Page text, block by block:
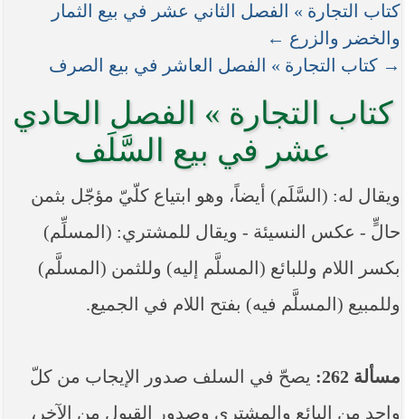
نصّ ما ورد بشأن الأوضاع الراهنة في العراق في خطبة
الجمعة التي ألقاها فضيلة العلاّمة السيد أحمد الصافي
ممثّل المرجعية الدينية العليا في يوم (21 / شعبان /
----- تصريح حول الأوضاع الراهنة في العراق
ما ورد في خطبة الجمعة لممثل المرجعية الدينية العليا
في كربلاء المقدسة فضيلة العلاّمة الشيخ عبد المهدي
الكربلائي في (14/ شعبان /1435هـ) الموافق ( 13/6/2014م
) بعد سيطرة (داعش) على مناطق واسعة في محافظتي
نينوى وصلاح الدين وإعلانها أنها تستهدف بقية
بيان صادر من مكتب سماحة السيد السيستاني -دام ظلّه
- في النجف الأشرف حول التطورات الأمنية الأخيرة في
محافظة نينوى
كتاب التجارة » الفصل الثاني عشر في بيع الثمار
والخضر والزرع ←
→ كتاب التجارة » الفصل العاشر في بيع الصرف
كتاب التجارة » الفصل الحادي
عشر في بيع السَّلَف
ويقال له: (السَّلَم) أيضاً، وهو ابتياع كلّيّ مؤجّل بثمن
حالٍّ - عكس النسيئة - ويقال للمشتري: (المسلِّم)
بكسر اللام وللبائع (المسلَّم إليه) وللثمن (المسلَّم)
وللمبيع (المسلَّم فيه) بفتح اللام في الجميع.
مسألة 262:
يصحّ في السلف صدور الإيجاب من كلّ
واحد من البائع والمشتري وصدور القبول من الآخر،